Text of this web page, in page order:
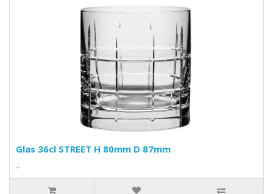
Glas 36cl STREET H 80mm D 87mm
..